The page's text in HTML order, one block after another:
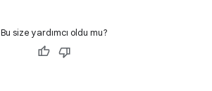
Bu size yardımcı oldu mu?